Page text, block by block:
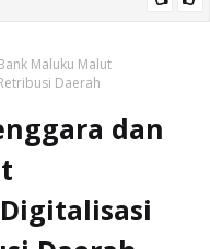
Maluku Malut
Daerah
dan